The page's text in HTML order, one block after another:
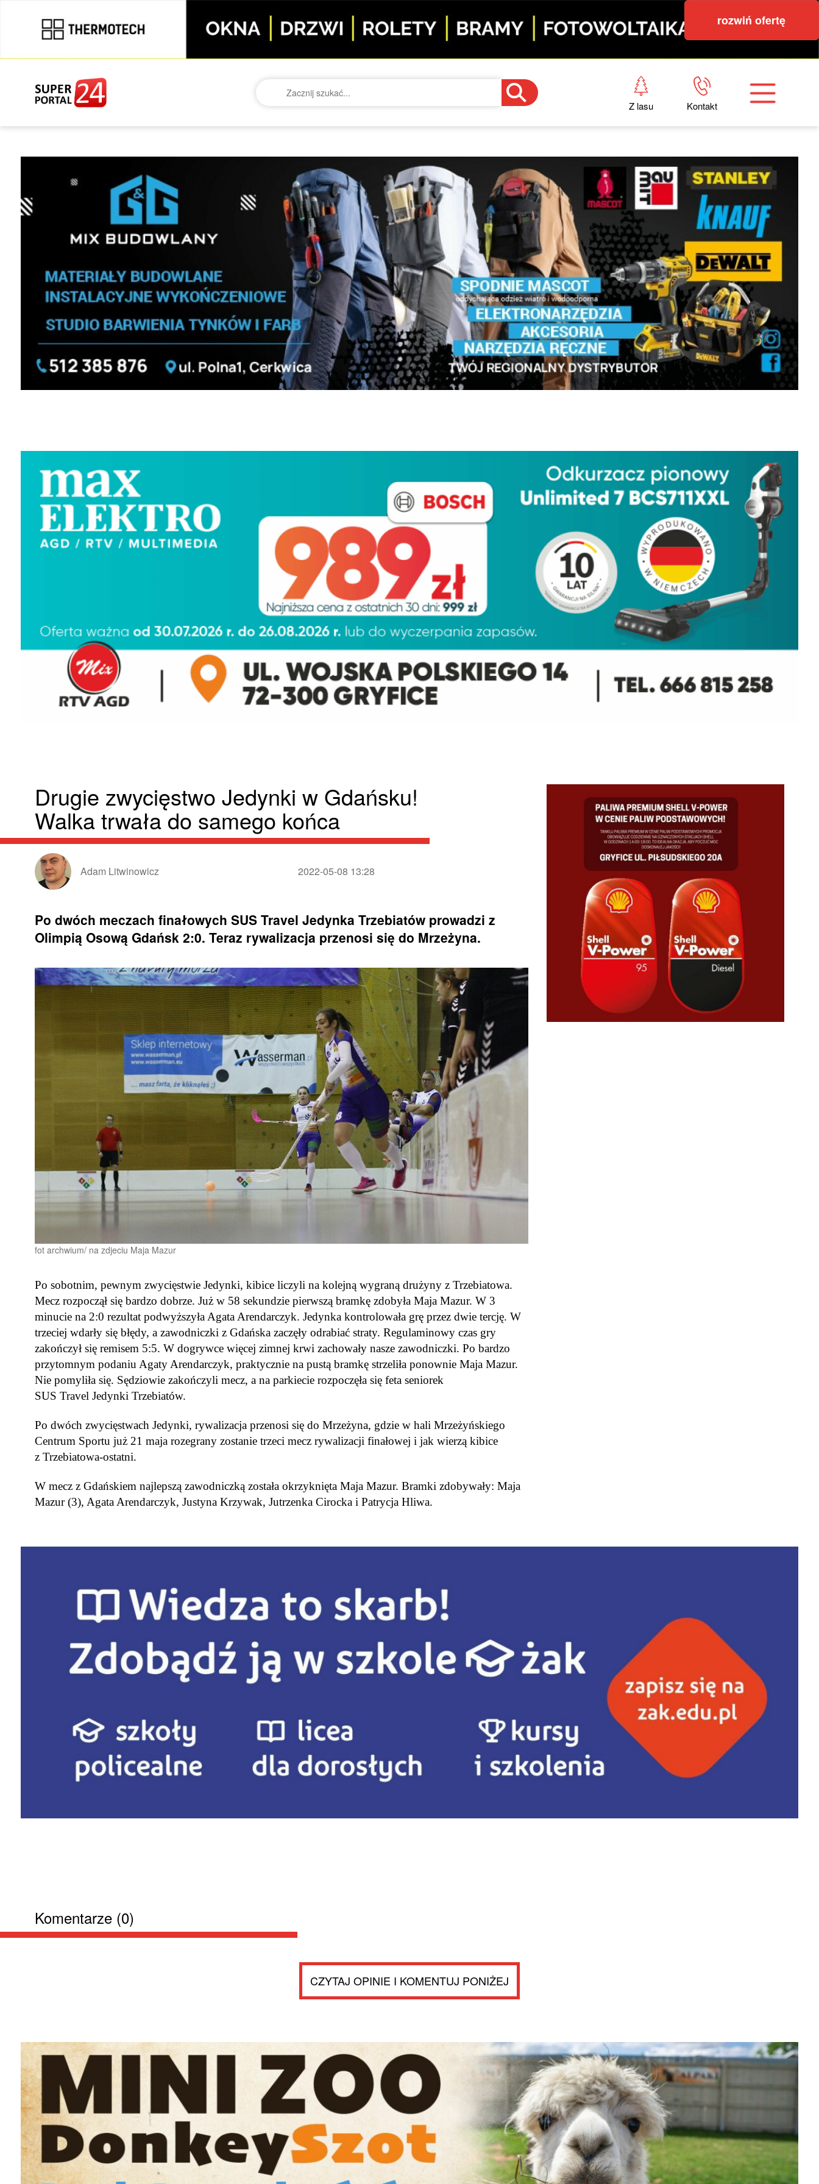
rozwiń ofertę
Z lasu Kontakt
Drugie zwycięstwo Jedynki w Gdańsku!
Walka trwała do samego końca
Adam Litwinowicz 2022-05-08 13:28
Po dwóch meczach finałowych SUS Travel Jedynka Trzebiatów prowadzi z
Olimpią Osową Gdańsk 2:0. Teraz rywalizacja przenosi się do Mrzeżyna.
fot archwium/ na zdjeciu Maja Mazur
Po sobotnim, pewnym zwycięstwie Jedynki, kibice liczyli na kolejną wygraną drużyny z Trzebiatowa.
Mecz rozpoczął się bardzo dobrze. Już w 58 sekundzie pierwszą bramkę zdobyła Maja Mazur. W 3
minucie na 2:0 rezultat podwyższyła Agata Arendarczyk. Jedynka kontrolowała grę przez dwie tercję. W
trzeciej wdarły się błędy, a zawodniczki z Gdańska zaczęły odrabiać straty. Regulaminowy czas gry
zakończył się remisem 5:5. W dogrywce więcej zimnej krwi zachowały nasze zawodniczki. Po bardzo
przytomnym podaniu Agaty Arendarczyk, praktycznie na pustą bramkę strzeliła ponownie Maja Mazur.
Nie pomyliła się. Sędziowie zakończyli mecz, a na parkiecie rozpoczęła się feta seniorek
SUS Travel Jedynki Trzebiatów.
Po dwóch zwycięstwach Jedynki, rywalizacja przenosi się do Mrzeżyna, gdzie w hali Mrzeżyńskiego
Centrum Sportu już 21 maja rozegrany zostanie trzeci mecz rywalizacji finałowej i jak wierzą kibice
z Trzebiatowa-ostatni.
W mecz z Gdańskiem najlepszą zawodniczką została okrzyknięta Maja Mazur. Bramki zdobywały: Maja
Mazur (3), Agata Arendarczyk, Justyna Krzywak, Jutrzenka Cirocka i Patrycja Hliwa.
Komentarze (0)
CZYTAJ OPINIE I KOMENTUJ PONIŻEJ